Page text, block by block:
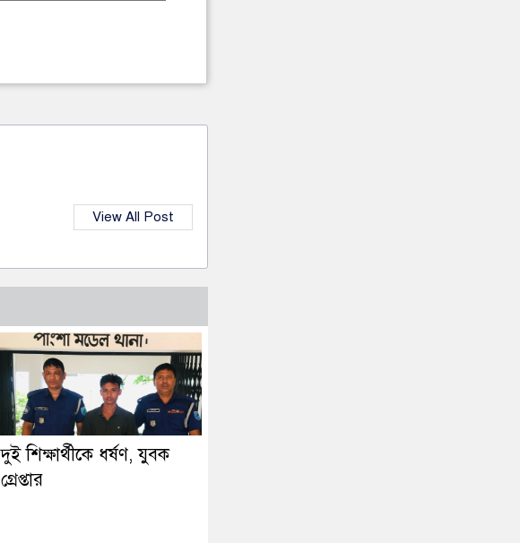
View All Post
দুই শিক্ষার্থীকে ধর্ষণ, যুবক
গ্রেপ্তার